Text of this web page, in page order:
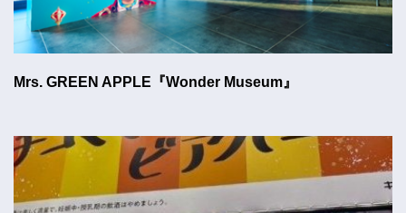
Mrs. GREEN APPLE『Wonder Museum』